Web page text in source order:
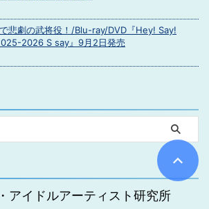
悲劇の武将役！/Blu-ray/DVD『Hey! Say!
2026 S say』9月2日発売
アイドルアーティスト研究所